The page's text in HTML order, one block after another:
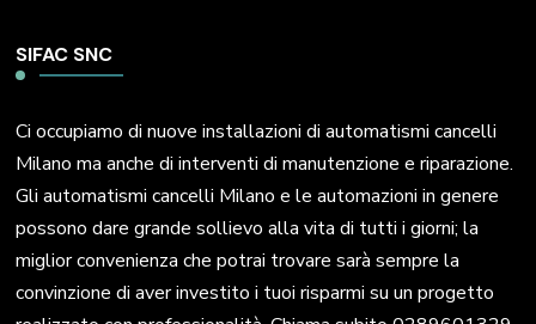
SIFAC SNC
Ci occupiamo di nuove installazioni di automatismi cancelli
Milano ma anche di interventi di manutenzione e riparazione.
Gli automatismi cancelli Milano e le automazioni in genere
possono dare grande sollievo alla vita di tutti i giorni; la
miglior convenienza che potrai trovare sarà sempre la
convinzione di aver investito i tuoi risparmi su un progetto